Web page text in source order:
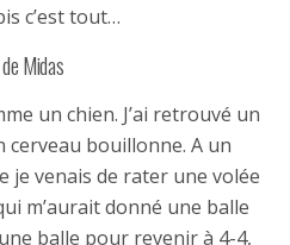
c’est tout…
Midas
un chien. J’ai retrouvé un
cerveau bouillonne. A un
je venais de rater une volée
m’aurait donné une balle
balle pour revenir à 4-4,